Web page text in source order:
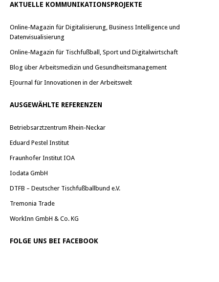
AKTUELLE KOMMUNIKATIONSPROJEKTE
Online-Magazin für Digitalisierung, Business Intelligence und
Datenvisualisierung
Online-Magazin für Tischfußball, Sport und Digitalwirtschaft
Blog über Arbeitsmedizin und Gesundheitsmanagement
EJournal für Innovationen in der Arbeitswelt
AUSGEWÄHLTE REFERENZEN
Betriebsarztzentrum Rhein-Neckar
Eduard Pestel Institut
Fraunhofer Institut IOA
Iodata GmbH
DTFB – Deutscher Tischfußballbund e.V.
Tremonia Trade
WorkInn GmbH & Co. KG
FOLGE UNS BEI FACEBOOK